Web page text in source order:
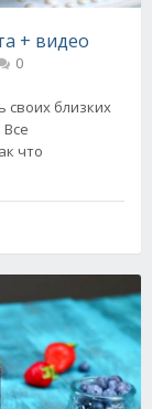
+ видео
0
близких
что